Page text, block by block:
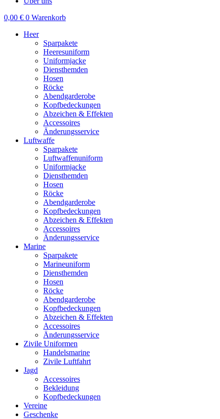
0,00 € 0 Warenkorb
Heer
Sparpakete
Heeresuniform
Uniformjacke
Diensthemden
Hosen
Röcke
Abendgarderobe
Kopfbedeckungen
Abzeichen & Effekten
Accessoires
Änderungsservice
Luftwaffe
Sparpakete
Luftwaffenuniform
Uniformjacke
Diensthemden
Hosen
Röcke
Abendgarderobe
Kopfbedeckungen
Abzeichen & Effekten
Accessoires
Änderungsservice
Marine
Sparpakete
Marineuniform
Diensthemden
Hosen
Röcke
Abendgarderobe
Kopfbedeckungen
Abzeichen & Effekten
Accessoires
Änderungsservice
Zivile Uniformen
Handelsmarine
Zivile Luftfahrt
Jagd
Accessoires
Bekleidung
Kopfbedeckungen
Vereine
Geschenke